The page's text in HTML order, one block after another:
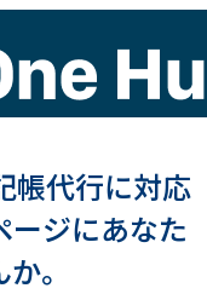
帳代行に対応
ージにあなた
。